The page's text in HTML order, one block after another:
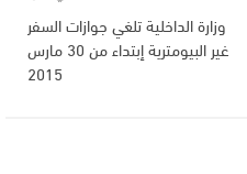
وزارة الداخلية تلغي جوازات السفر
غير البيومترية إبتداء من 30 مارس
2015